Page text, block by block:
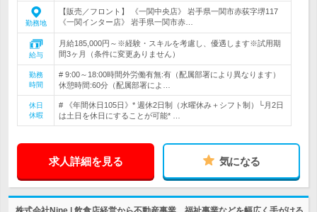
勤務地
【販売／フロント】 《一関中央店》 岩手県一関市赤荻字堺117
《一関インター店》 岩手県一関市赤…
給与
月給185,000円～※経験・スキルを考慮し、優遇します※試用期
間3ヶ月（条件に変更ありません）
勤務
時間
# 9:00～18:00時間外労働有無:有（配属部署により異なります）
休憩時間:60分（配属部署によ…
休日
休暇
# 《年間休日105日》* 週休2日制（水曜休み＋シフト制）└月2日
は土日を休日にすることが可能* …
求人詳細を見る 気になる